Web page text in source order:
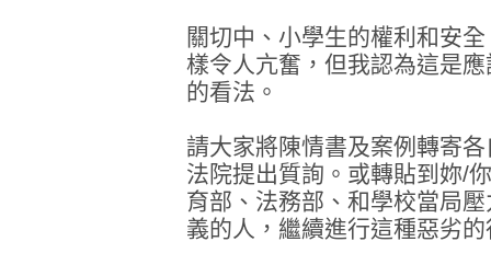
關切中、小學生的權利和安
樣令人亢奮，但我認為這是
的看法。
請大家將陳情書及案例轉寄
法院提出質詢。或轉貼到妳/
育部、法務部、和學校當局
義的人，繼續進行這種惡劣